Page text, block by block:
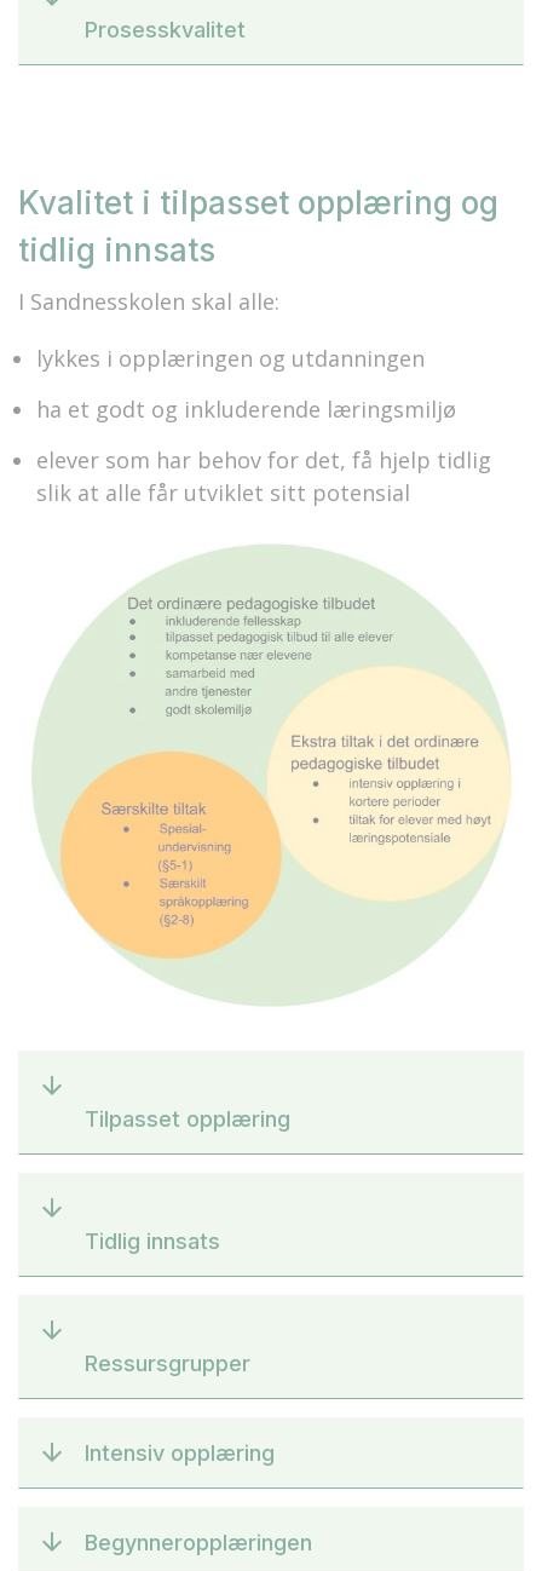
Prosesskvalitet
Kvalitet i tilpasset opplæring og
tidlig innsats
I Sandnesskolen skal alle:
lykkes i opplæringen og utdanningen
ha et godt og inkluderende læringsmiljø
elever som har behov for det, få hjelp tidlig
slik at alle får utviklet sitt potensial
Tilpasset opplæring
Tidlig innsats
Ressursgrupper
Intensiv opplæring
Begynneropplæringen